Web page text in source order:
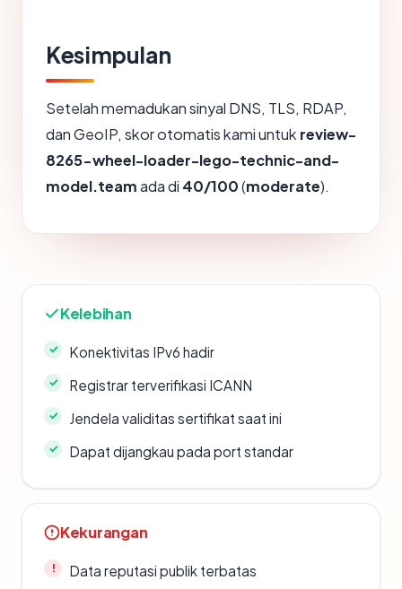
Kesimpulan
Setelah memadukan sinyal DNS, TLS, RDAP,
dan GeoIP, skor otomatis kami untuk review-
8265-wheel-loader-lego-technic-and-
model.teamada di 40/100(moderate).
Kelebihan
Konektivitas IPv6 hadir
Registrar terverifikasi ICANN
Jendela validitas sertifikat saat ini
Dapat dijangkau pada port standar
Kekurangan
Data reputasi publik terbatas